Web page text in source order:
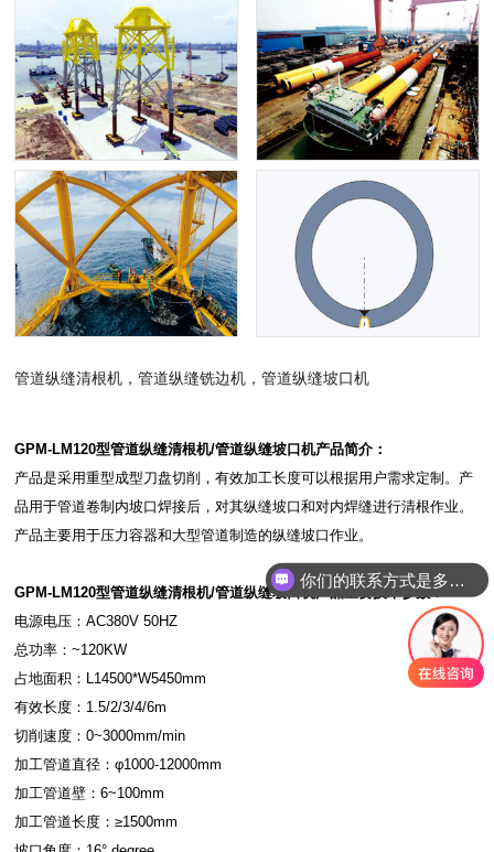
管道纵缝清根机，管道纵缝铣边机，管道纵缝坡口机
GPM-LM120型管道纵缝清根机/管道纵缝坡口机产品简介：
产品是采用重型成型刀盘切削，有效加工长度可以根据用户需求定制。产
品用于管道卷制内坡口焊接后，对其纵缝坡口和对内焊缝进行清根作业。
产品主要用于压力容器和大型管道制造的纵缝坡口作业。
GPM-LM120型管道纵缝清根机/管道纵缝坡口机产品主要技术参数：
电源电压：AC380V 50HZ
总功率：~120KW
占地面积：L14500*W5450mm
有效长度：1.5/2/3/4/6m
切削速度：0~3000mm/min
加工管道直径：φ1000-12000mm
加工管道壁：6~100mm
加工管道长度：≥1500mm